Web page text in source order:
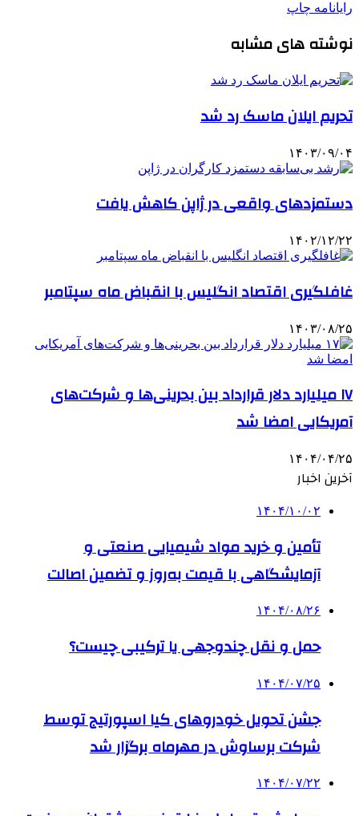
رایانامه چاپ
نوشته های مشابه
تحریم ایلان ماسک رد شد
۱۴۰۳/۰۹/۰۴
دستمزدهای واقعی در ژاپن کاهش یافت
۱۴۰۲/۱۲/۲۲
غافلگیری اقتصاد انگلیس با انقباض ماه سپتامبر
۱۴۰۳/۰۸/۲۵
۱۷ میلیارد دلار قرارداد بین بحرینی‌ها و شرکت‌های
آمریکایی امضا شد
۱۴۰۴/۰۴/۲۵
آخرین اخبار
۱۴۰۴/۱۰/۰۲
تأمین و خرید مواد شیمیایی صنعتی و
آزمایشگاهی با قیمت به‌روز و تضمین اصالت
۱۴۰۴/۰۸/۲۶
حمل و نقل چندوجهی یا ترکیبی چیست؟
۱۴۰۴/۰۷/۲۵
جشن تحویل خودروهای کیا اسپورتیج توسط
شرکت برساوش در مهرماه برگزار شد
۱۴۰۴/۰۷/۲۲